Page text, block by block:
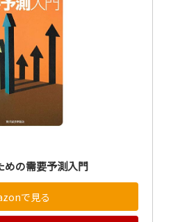
めの需要予測入門
で見る